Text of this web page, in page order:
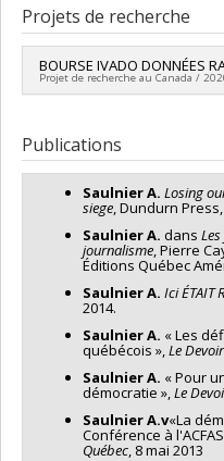
Conférence
de la distribution, de
francophones à
https://
Projets de recherche
BOURSE IVADO DONNÉES
Projet de recherche au Canada /
interorganismes à
Programmes de
en recherche Apogée
Publications
Saulnier A. Losing
siege, Dundurn Press,
Saulnier A. dans
journalisme, Pierre
Éditions Québec
Saulnier A. Ici ÉTAIT
2014.
Saulnier A. « Les
québécois »,Le Devoir
Saulnier A. « Pour
démocratie »,Le
Saulnier A.v«La
Conférence à
Québec, 8 mai 2013